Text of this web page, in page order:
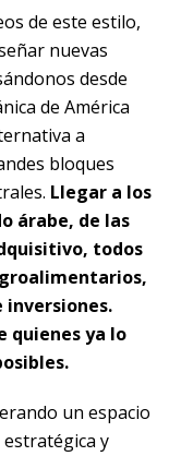
de este estilo,
nuevas
desde
de América
a
bloques
Llegar a los
árabe, de las
todos
inversiones.
quienes ya lo
un espacio
y